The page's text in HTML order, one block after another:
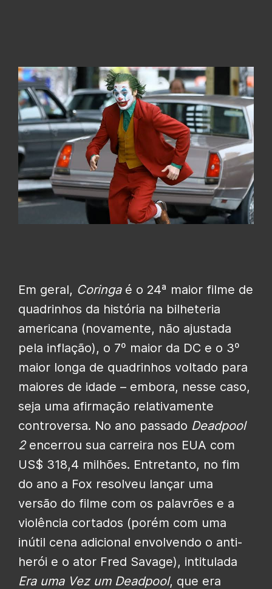
Em geral, Coringaé o 24ª maior filme de
quadrinhos da história na bilheteria
americana (novamente, não ajustada
pela inflação), o 7º maior da DC e o 3º
maior longa de quadrinhos voltado para
maiores de idade – embora, nesse caso,
seja uma afirmação relativamente
controversa. No ano passado Deadpool
2encerrou sua carreira nos EUA com
US$ 318,4 milhões. Entretanto, no fim
do ano a Fox resolveu lançar uma
versão do filme com os palavrões e a
violência cortados (porém com uma
inútil cena adicional envolvendo o anti-
herói e o ator Fred Savage), intitulada
Era uma Vez um Deadpool, que era